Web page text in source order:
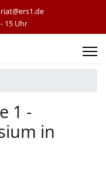
15 Uhr
1 -
in